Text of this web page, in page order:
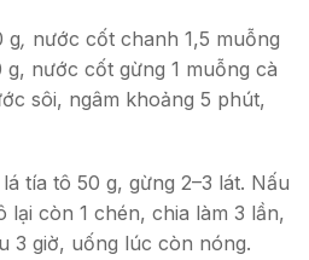
g, nước cốt chanh 1,5 muỗng
nước cốt gừng 1 muỗng cà
sôi, ngâm khoảng 5 phút,
tía tô 50 g, gừng 2–3 lát. Nấu
lại còn 1 chén, chia làm 3 lần,
3 giờ, uống lúc còn nóng.